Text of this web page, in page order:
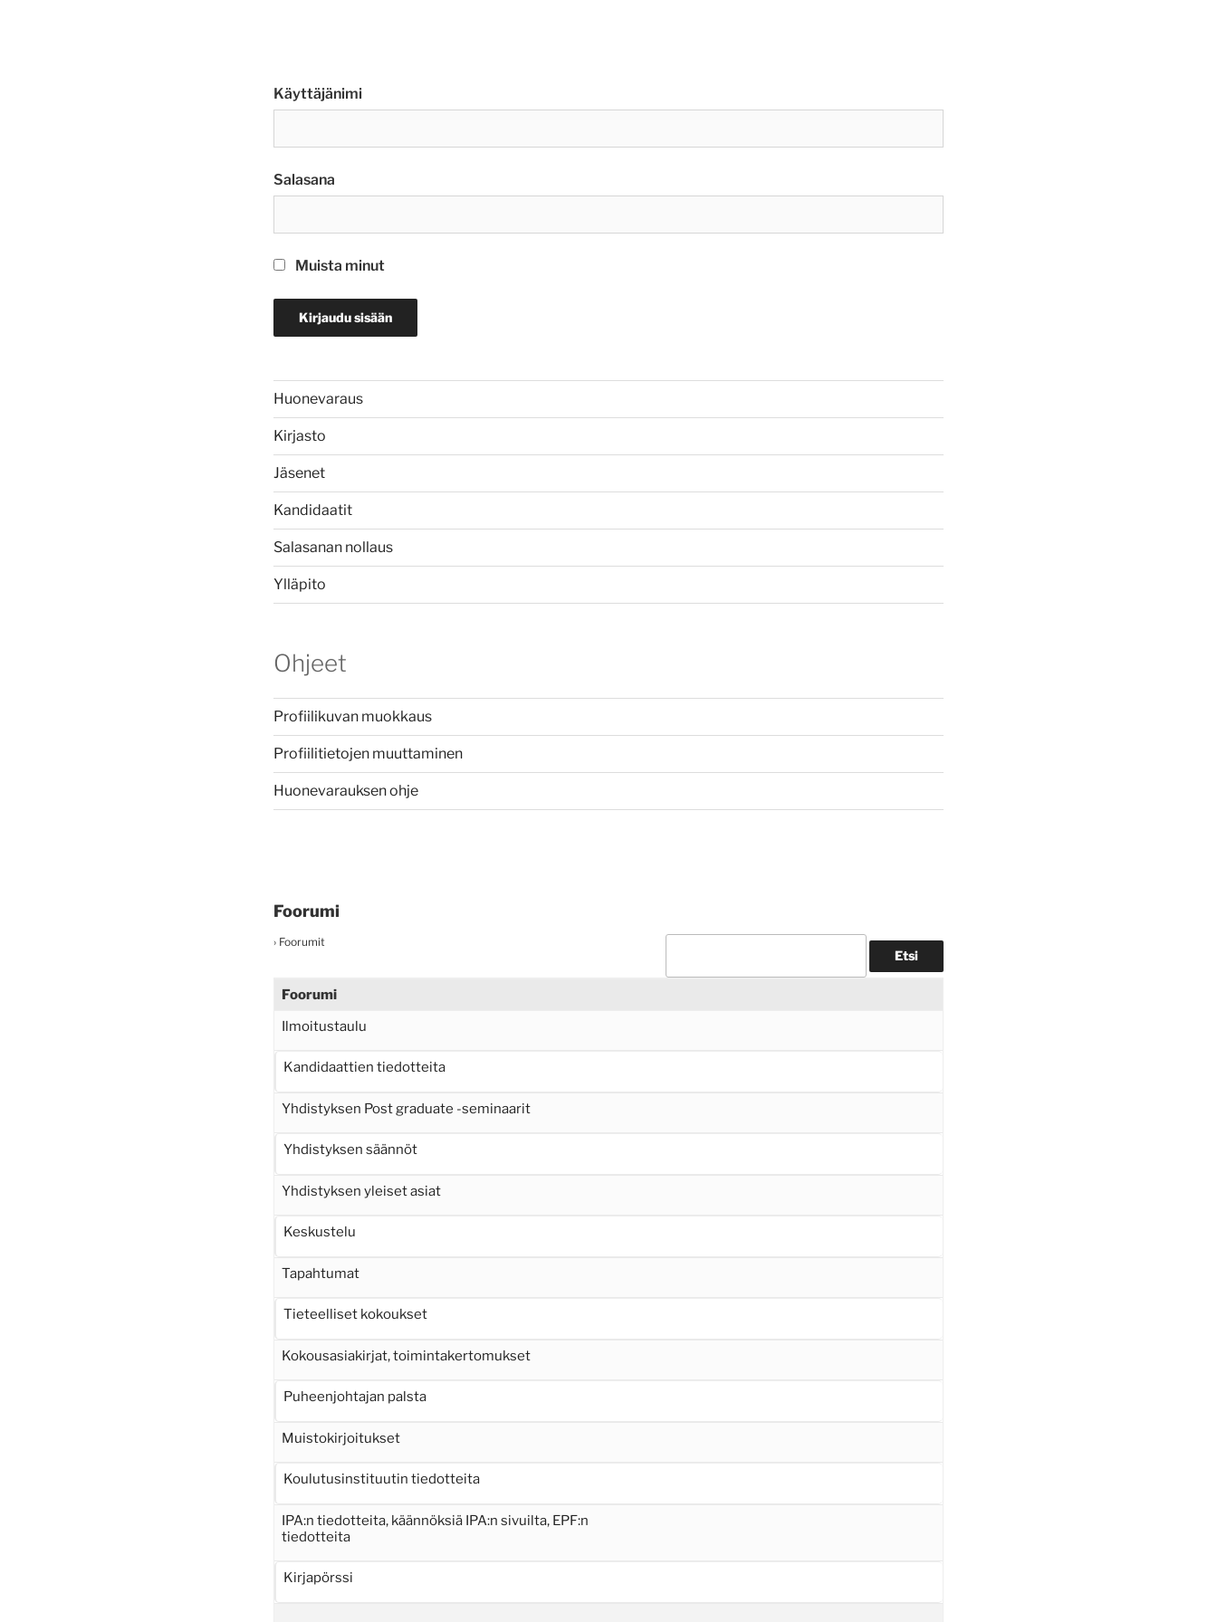
Käyttäjänimi
Salasana
Muista minut
Huonevaraus
Kirjasto
Jäsenet
Kandidaatit
Salasanan nollaus
Ylläpito
Ohjeet
Profiilikuvan muokkaus
Profiilitietojen muuttaminen
Huonevarauksen ohje
Foorumi
› Foorumit
Foorumi
Ilmoitustaulu
Kandidaattien tiedotteita
Yhdistyksen Post graduate -seminaarit
Yhdistyksen säännöt
Yhdistyksen yleiset asiat
Keskustelu
Tapahtumat
Tieteelliset kokoukset
Kokousasiakirjat, toimintakertomukset
Puheenjohtajan palsta
Muistokirjoitukset
Koulutusinstituutin tiedotteita
IPA:n tiedotteita, käännöksiä IPA:n sivuilta, EPF:n
tiedotteita
Kirjapörssi